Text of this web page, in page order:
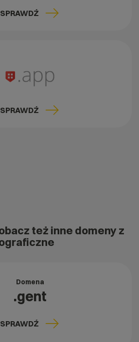
SPRAWDŹ
SPRAWDŹ
też inne domeny z
Domena
.gent
SPRAWDŹ